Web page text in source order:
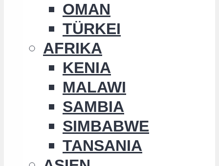
OMAN
TÜRKEI
AFRIKA
KENIA
MALAWI
SAMBIA
SIMBABWE
TANSANIA